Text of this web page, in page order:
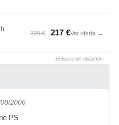
320 € 217 €Ver oferta →
Enlaces de afiliación
2006
PS